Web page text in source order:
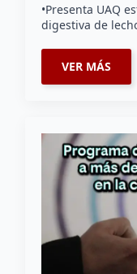
•Presenta UAQ
digestiva de
VER MÁS